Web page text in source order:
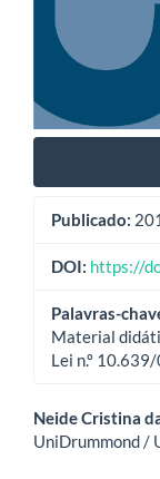
Publicado:
DOI: https://
Palavras-
Material
Lei n.º
Neide Cristina
UniDrummond /